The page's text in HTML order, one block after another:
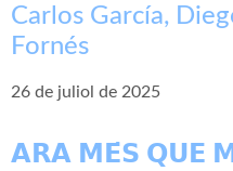
Carlos García,
Fornés
26 de juliol de 2025
𝗔𝗥𝗔 𝗠𝗘́𝗦 𝗤𝗨𝗘